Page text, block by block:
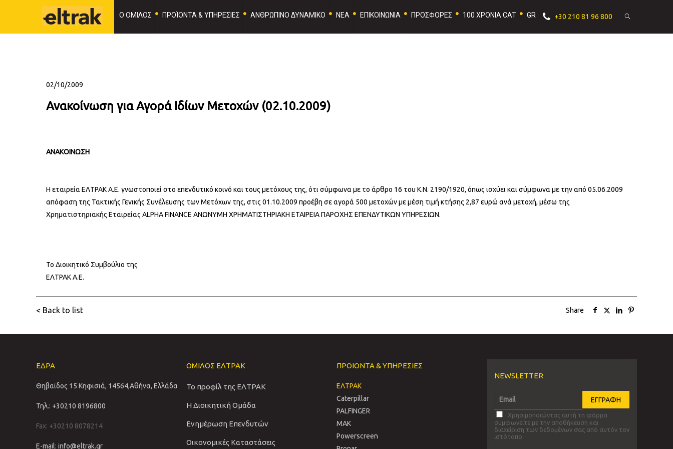
Ο ΟΜΙΛΟΣ ΠΡΟΪΟΝΤΑ & ΥΠΗΡΕΣΙΕΣ ΑΝΘΡΩΠΙΝΟ ΔΥΝΑΜΙΚΟ ΝΕΑ ΕΠΙΚΟΙΝΩΝΙΑ ΠΡΟΣΦΟΡΕΣ 100 ΧΡΟΝΙΑ CAT GR +30 210 81 96 800
02/10/2009
Ανακοίνωση για Αγορά Ιδίων Μετοχών (02.10.2009)
ΑΝΑΚΟΙΝΩΣΗ
Η εταιρεία ΕΛΤΡΑΚ Α.Ε. γνωστοποιεί στο επενδυτικό κοινό και τους μετόχους της, ότι σύμφωνα με το άρθρο 16 του Κ.Ν. 2190/1920, όπως ισχύει και σύμφωνα με την από 05.06.2009
απόφαση της Τακτικής Γενικής Συνέλευσης των Μετόχων της, στις 01.10.2009 προέβη σε αγορά 500 μετοχών με μέση τιμή κτήσης 2,87 ευρώ ανά μετοχή, μέσω της
Χρηματιστηριακής Εταιρείας ALPHA FINANCE ΑΝΩΝΥΜΗ ΧΡΗΜΑΤΙΣΤΗΡΙΑΚΗ ΕΤΑΙΡΕΙΑ ΠΑΡΟΧΗΣ ΕΠΕΝΔΥΤΙΚΩΝ ΥΠΗΡΕΣΙΩΝ.
Το Διοικητικό Συμβούλιο της
ΕΛΤΡΑΚ Α.Ε.
< Back to list Share
ΕΔΡΑ
Θηβαϊδος 15 Κηφισιά, 14564,Αθήνα, Ελλάδα
Τηλ.: +30210 8196800
Fax: +30210 8078214
E-mail: info@eltrak.gr
ΟΜΙΛΟΣ ΕΛΤΡΑΚ
Το προφίλ της ΕΛΤΡΑΚ
Η Διοικητική Ομάδα
Ενημέρωση Επενδυτών
Οικονομικές Καταστάσεις
ΠΡΟΙΟΝΤΑ & ΥΠΗΡΕΣΙΕΣ
ΕΛΤΡΑΚ
Caterpillar
PALFINGER
MAK
Powerscreen
NEWSLETTER
Χρησιμοποιώντας αυτή τη φόρμα
συμφωνείτε με την αποθήκευση και
διαχείριση των δεδομένων σας από αυτόν τον
ιστότοπο.